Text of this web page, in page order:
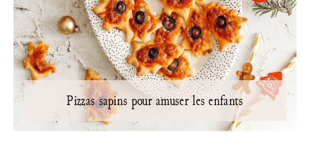
Pizzas sapins pour amuser les enfants